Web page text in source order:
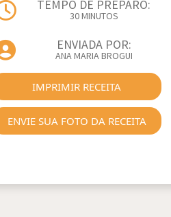
TEMPO DE PREPARO:
30 MINUTOS
ENVIADA POR:
ANA MARIA BROGUI
IMPRIMIR RECEITA
ENVIE SUA FOTO DA RECEITA